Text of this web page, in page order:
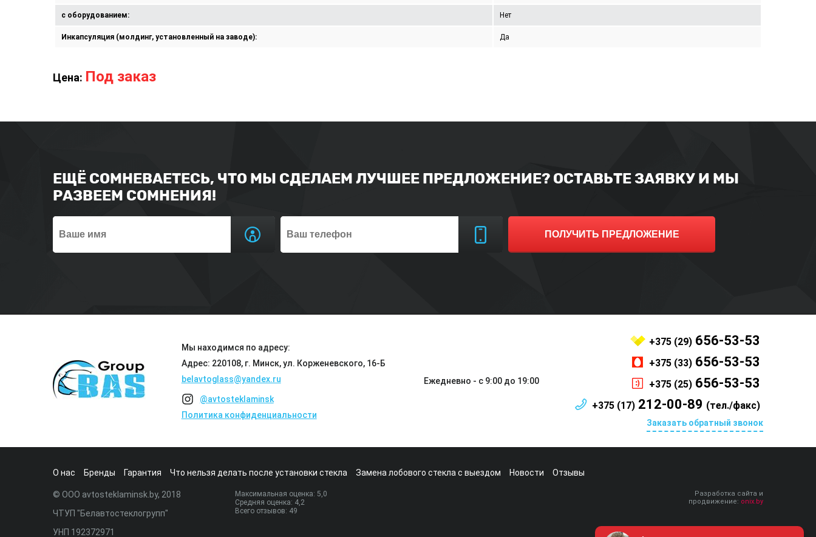
с оборудованием: Нет
Инкапсуляция (молдинг, установленный на заводе): Да
Цена: Под заказ
ЕЩЁ СОМНЕВАЕТЕСЬ, ЧТО МЫ СДЕЛАЕМ ЛУЧШЕЕ ПРЕДЛОЖЕНИЕ? ОСТАВЬТЕ ЗАЯВКУ И МЫ
РАЗВЕЕМ СОМНЕНИЯ!
ПОЛУЧИТЬ ПРЕДЛОЖЕНИЕ
Мы находимся по адресу:
Адрес: 220108, г. Минск, ул. Корженевского, 16-Б
belavtoglass@yandex.ru
@avtosteklaminsk
Политика конфиденциальности
Ежедневно - с 9:00 до 19:00
+375 (29)656-53-53
+375 (33)656-53-53
+375 (25)656-53-53
+375 (17)212-00-89 (тел./факс)
Заказать обратный звонок
О нас Бренды Гарантия Что нельзя делать после установки стекла Замена лобового стекла с выездом Новости Отзывы
© ООО avtosteklaminsk.by, 2018
ЧТУП "Белавтостеклогрупп"
УНП 192372971
Максимальная оценка: 5,0
Средняя оценка: 4,2
Всего отзывов: 49
Разработка сайта и
продвижение: onix.by